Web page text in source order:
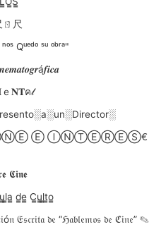
ㄖ尺
ⁿᵒˢ Qᵘᵉᵈᵒ ˢᵘ ᵒᵇʳᵃ"
𝐍𝐓ค𝓁
Ⓔ ⒾⓃⓉⒺⓇⒺⓈ€
𝕮𝖎𝖓𝖊
d̳e̳ C̳u̳l̳t̳o̳
𝔈𝔰𝔠𝔯𝔦𝔱𝔞 𝔡𝔢 “ℌ𝔞𝔟𝔩𝔢𝔪𝔬𝔰 𝔡𝔢 ℭ𝔦𝔫𝔢” ✎